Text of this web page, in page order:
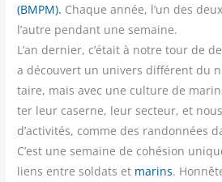
(BMPM). Chaque année, l’un des
l’autre pen­dant une semaine.
L’an der­nier, c’était à notre tour de
a décou­vert un uni­vers dif­fé­rent du
taire, mais avec une culture de
ter leur caserne, leur sec­teur, et
d’activités, comme des ran­don­nées
C’est une semaine de cohé­sion
liens entre sol­dats et marins.